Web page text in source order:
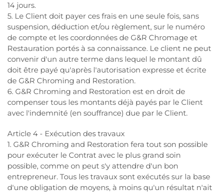
14 jours.
5. Le Client doit payer ces frais en une seule fois, sans
suspension, déduction et/ou règlement, sur le numéro
de compte et les coordonnées de G&R Chromage et
Restauration portés à sa connaissance. Le client ne peut
convenir d'un autre terme dans lequel le montant dû
doit être payé qu'après l'autorisation expresse et écrite
de G&R Chroming and Restoration.
6. G&R Chroming and Restoration est en droit de
compenser tous les montants déjà payés par le Client
avec l'indemnité (en souffrance) due par le Client.
Article 4 - Exécution des travaux
1. G&R Chroming and Restoration fera tout son possible
pour exécuter le Contrat avec le plus grand soin
possible, comme on peut s'y attendre d'un bon
entrepreneur. Tous les travaux sont exécutés sur la base
d'une obligation de moyens, à moins qu'un résultat n'ait